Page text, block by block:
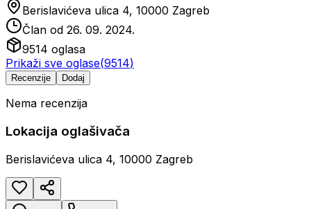
Berislavićeva ulica 4, 10000 Zagreb
Član od 26. 09. 2024.
9514 oglasa
Prikaži sve oglase(9514)
Recenzije Dodaj
Nema recenzija
Lokacija oglašivača
Berislavićeva ulica 4, 10000 Zagreb